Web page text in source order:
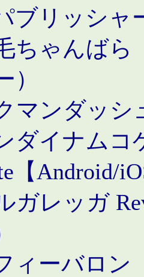
ブリッシャ
ちゃんばら
）
マンダッシ
ダイナムコ
【Android/
ガレッガ
ィーバロン